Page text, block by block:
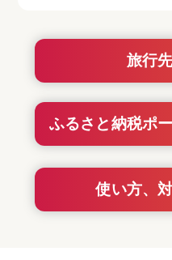
旅行
ふるさと納税ポ
使い方、